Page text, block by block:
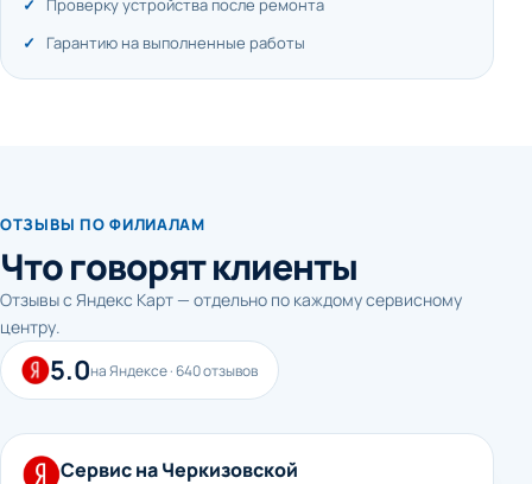
Проверку устройства после ремонта
Гарантию на выполненные работы
ОТЗЫВЫ ПО ФИЛИАЛАМ
Что говорят клиенты
Отзывы с Яндекс Карт — отдельно по каждому сервисному
центру.
5.0на Яндексе · 640 отзывов
Сервис на Черкизовской